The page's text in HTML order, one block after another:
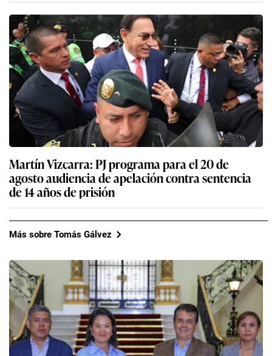
Martín Vizcarra: PJ programa para el 20 de
agosto audiencia de apelación contra sentencia
de 14 años de prisión
Más sobre Tomás Gálvez